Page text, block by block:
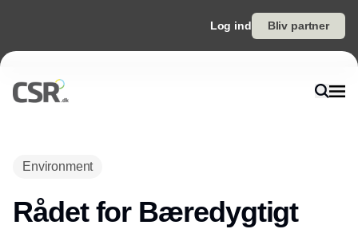
Log ind Bliv partner
Environment
Rådet for Bæredygtigt